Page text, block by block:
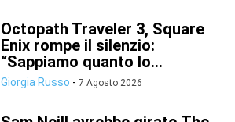
Octopath Traveler 3, Square
Enix rompe il silenzio:
“Sappiamo quanto lo...
Giorgia Russo - 7 Agosto 2026